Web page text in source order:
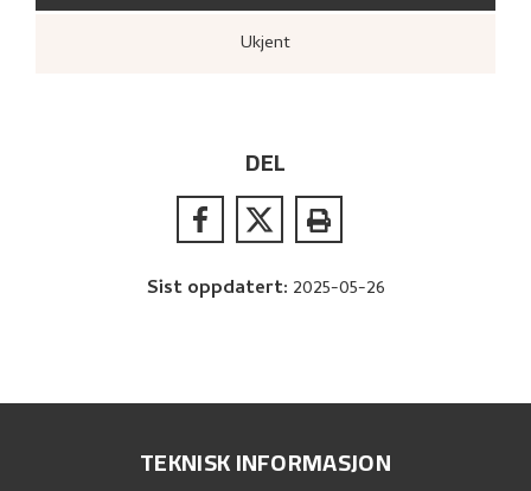
Ukjent
DEL
Sist oppdatert: 2025-05-26
TEKNISK INFORMASJON